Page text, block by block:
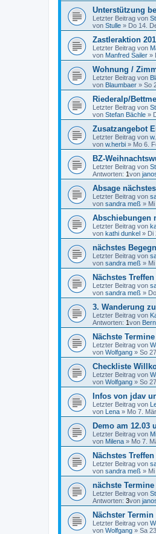
Unterstützung
Letzter Beitrag von
von Stulle » Do 14.
Zastleraktion
Letzter Beitrag von
von Manfred Sailer »
Wohnung /
Letzter Beitrag von
von Blaumbaer » So
Riederalp/
Letzter Beitrag von
von Stefan Bächle »
Zusatzangebot
Letzter Beitrag von
von w.herbi » Mo 6.
BZ-
Letzter Beitrag von
Antworten: 1von
Absage
Letzter Beitrag von
von sandra meß »
Abschiebungen
Letzter Beitrag von
von kathi dunkel » Di
nächstes
Letzter Beitrag von
von sandra meß »
Nächstes
Letzter Beitrag von
von sandra meß »
3. Wanderung
Letzter Beitrag von
Antworten: 1von
Nächste
Letzter Beitrag von
von Wolfgang » So
Checkliste
Letzter Beitrag von
von Wolfgang » So
Infos von jdav
Letzter Beitrag von
von Lena » Mo 7.
Demo am 12.03
Letzter Beitrag von
von Milena » Mo 7.
Nächstes Treffen
Letzter Beitrag von
von sandra meß »
nächste Termine
Letzter Beitrag von
Antworten: 3von
Nächster Termin
Letzter Beitrag von
von Wolfgang » Sa